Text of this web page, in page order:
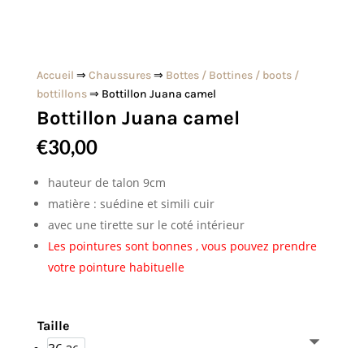
Accueil ⇒ Chaussures⇒ Bottes / Bottines / boots /
bottillons⇒ Bottillon Juana camel
Bottillon Juana camel
€30,00
hauteur de talon 9cm
matière : suédine et simili cuir
avec une tirette sur le coté intérieur
Les pointures sont bonnes , vous pouvez prendre
votre pointure habituelle
Taille